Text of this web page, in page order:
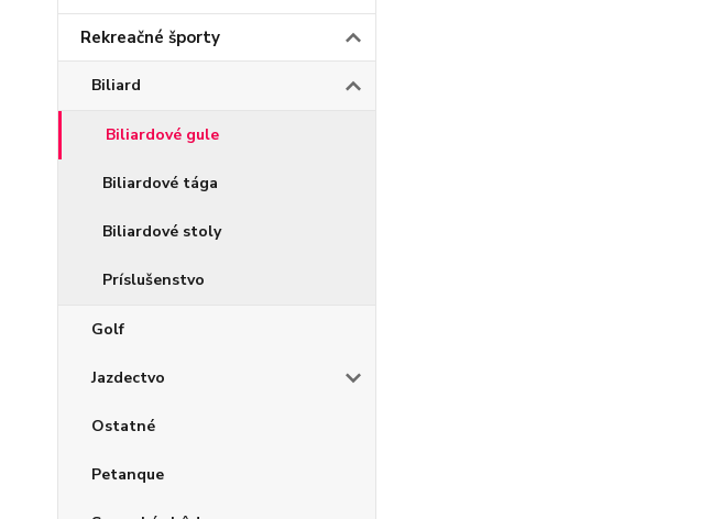
Rekreačné športy
Biliard
Biliardové gule
Biliardové tága
Biliardové stoly
Príslušenstvo
Golf
Jazdectvo
Ostatné
Petanque